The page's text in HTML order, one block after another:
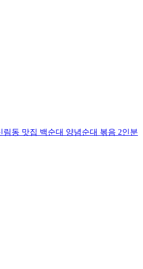
림동 맛집 백순대 양념순대 볶음 2인분